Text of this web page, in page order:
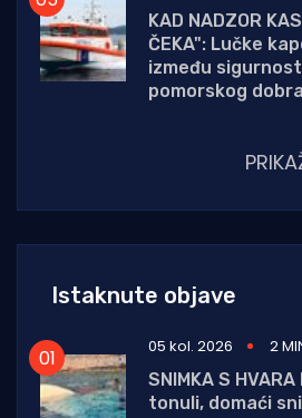
KAD NADZOR
ČEKA": Lučke
između
pomorskog dobra
Istaknute objave
05 kol. 2026
2
SNIMKA S
tonuli, domaći